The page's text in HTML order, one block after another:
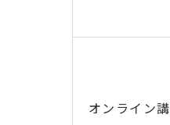
オンライン